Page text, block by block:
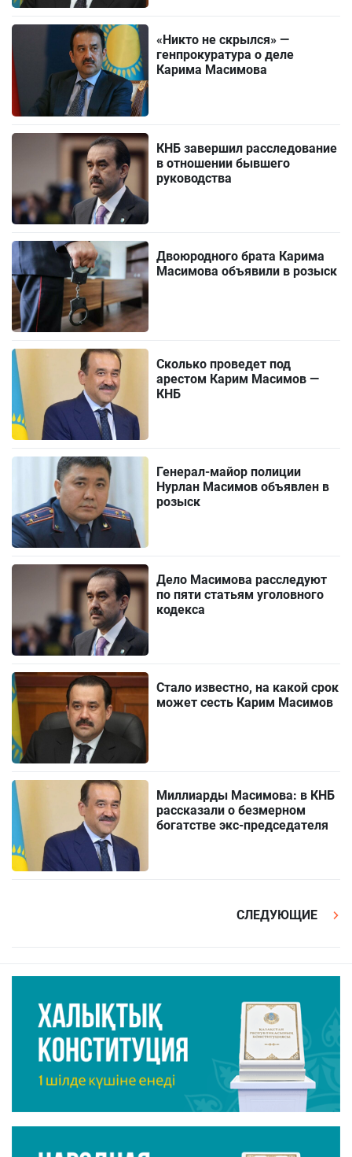
«Никто не скрылся» —
генпрокуратура о деле
Карима Масимова
КНБ завершил расследование
в отношении бывшего
руководства
Двоюродного брата Карима
Масимова объявили в розыск
Сколько проведет под
арестом Карим Масимов —
КНБ
Генерал-майор полиции
Нурлан Масимов объявлен в
розыск
Дело Масимова расследуют
по пяти статьям уголовного
кодекса
Стало известно, на какой срок
может сесть Карим Масимов
Миллиарды Масимова: в КНБ
рассказали о безмерном
богатстве экс-председателя
СЛЕДУЮЩИЕ